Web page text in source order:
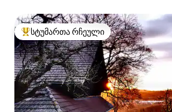
სტუმართა რჩეული მოწინავე ვარიანტი
სტუმართა რჩეული